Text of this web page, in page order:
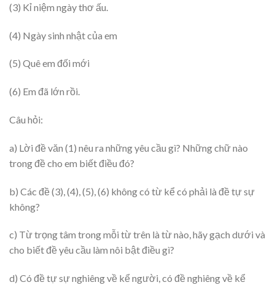
(3) Kỉ niệm ngày thơ ấu.
(4) Ngày sinh nhật của em
(5) Quê em đối mới
(6) Em đã lớn rồi.
Câu hỏi:
a) Lời đề văn (1) nêu ra những yêu cầu gì? Những chữ nào
trong đề cho em biết điều đó?
b) Các đề (3), (4), (5), (6) không có từ kể có phải là đề tự sự
không?
c) Từ trọng tâm trong mỗi từ trên là từ nào, hãy gạch dưới và
cho biết đề yêu cầu làm nôi bật điều gì?
d) Có đề tự sự nghiêng về kể người, có đề nghiêng về kể